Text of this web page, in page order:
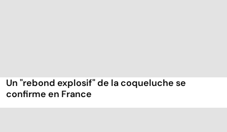
Un "rebond explosif" de la coqueluche se
confirme en France